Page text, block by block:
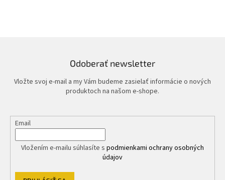
Odoberať newsletter
Vložte svoj e-mail a my Vám budeme zasielať informácie o nových
produktoch na našom e-shope.
Email
Vložením e-mailu súhlasíte s podmienkami ochrany osobných
údajov